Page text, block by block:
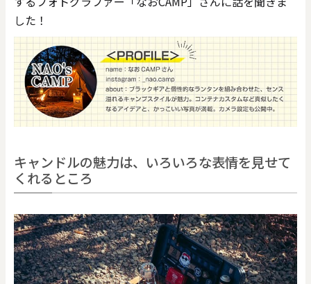
した！
キャンドルの魅力は、いろいろな表情を見せて
くれるところ